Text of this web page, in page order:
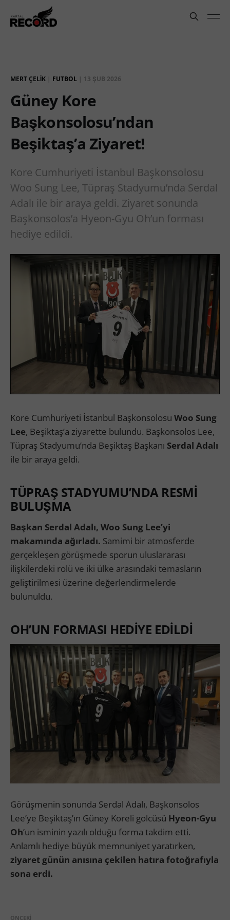
MERT ÇELIK | FUTBOL | 13 ŞUB 2026
Güney Kore
Başkonsolosu’ndan
Beşiktaş’a Ziyaret!
Kore Cumhuriyeti İstanbul Başkonsolosu
Woo Sung Lee, Tüpraş Stadyumu’nda Serdal
Adalı ile bir araya geldi. Ziyaret sonunda
Başkonsolos’a Hyeon-Gyu Oh’un forması
hediye edildi.
Kore Cumhuriyeti İstanbul Başkonsolosu Woo Sung
Lee, Beşiktaş’a ziyarette bulundu. Başkonsolos Lee,
Tüpraş Stadyumu’nda Beşiktaş Başkanı Serdal Adalı
ile bir araya geldi.
TÜPRAŞ STADYUMU’NDA RESMİ
BULUŞMA
Başkan Serdal Adalı, Woo Sung Lee’yi
makamında ağırladı. Samimi bir atmosferde
gerçekleşen görüşmede sporun uluslararası
ilişkilerdeki rolü ve iki ülke arasındaki temasların
geliştirilmesi üzerine değerlendirmelerde
bulunuldu.
OH’UN FORMASI HEDİYE EDİLDİ
Görüşmenin sonunda Serdal Adalı, Başkonsolos
Lee’ye Beşiktaş’ın Güney Koreli golcüsü Hyeon-Gyu
Oh’un isminin yazılı olduğu forma takdim etti.
Anlamlı hediye büyük memnuniyet yaratırken,
ziyaret günün anısına çekilen hatıra fotoğrafıyla
sona erdi.
ÖNCEKI